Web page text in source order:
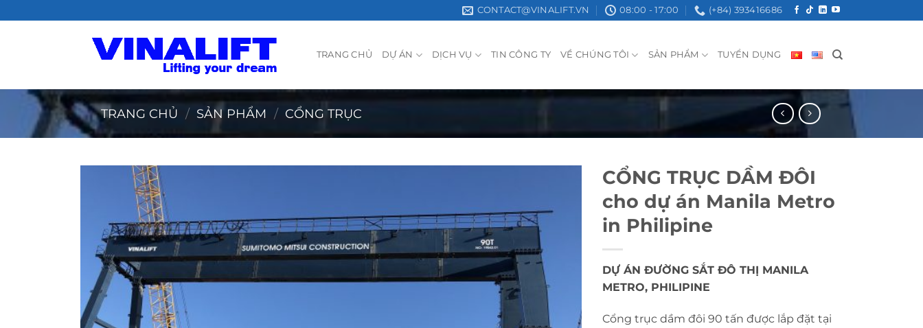
qua
CONTACT@VINALIFT.VN 08:00 - 17:00 (+84) 393416686
TRANG CHỦ DỰ ÁN DỊCH VỤ TIN CÔNG TY VỀ CHÚNG TÔI SẢN PHẨM TUYỂN DỤNG
TRANG CHỦ / SẢN PHẨM / CỔNG TRỤC
CỔNG TRỤC DẦM ĐÔI
cho dự án Manila Metro
in Philipine
DỰ ÁN ĐƯỜNG SẮT ĐÔ THỊ MANILA
METRO, PHILIPINE
Cổng trục dầm đôi 90 tấn được lắp đặt tại